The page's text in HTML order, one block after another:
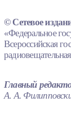
© Сетевое
«Федеральное
Всероссийская
Главный
А. А.